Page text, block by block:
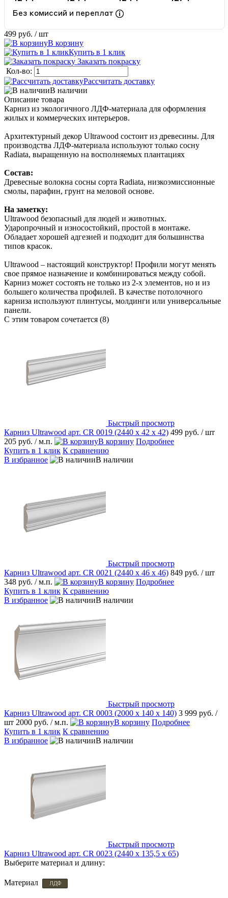
Без комиссий и переплат
499 руб. / шт
В корзину
Купить в 1 клик
Заказать покраску
Кол-во:
Рассчитать доставку
В наличии
Описание товара
Карниз из экологичного ЛДФ-материала для оформления
жилых и коммерческих интерьеров.
Архитектурный декор Ultrawood состоит из древесины. Для
производства ЛДФ-материала используют только сосну
Radiatа, выращенную на восполняемых плантациях
Состав:
Древесные волокна сосны сорта Radiata, низкоэмиссионные
смолы, парафин, грунт на меловой основе.
На заметку:
Ultrawood безопасный для людей и животных.
Ударопрочный и износостойкий, простой в монтаже.
Обладает хорошей адгезией и подходит для большинства
типов красок.
Ultrawood – настоящий конструктор! Профили могут менять
свое прямое назначение и комбинироваться между собой.
Карниз может состоять не только из 2-х элементов, но и из
большего количества профилей. В качестве потолочного
карниза используют плинтусы, молдинги или универсальные
панели.
С этим товаром сочетается (8)
Быстрый просмотр
Карниз Ultrawood арт. CR 0019 (2440 х 42 х 42) 499 руб. / шт
205 руб. / м.п. В корзину Подробнее
Купить в 1 клик К сравнению
В избранное
В наличии
Быстрый просмотр
Карниз Ultrawood арт. CR 0021 (2440 х 46 х 46) 849 руб. / шт
348 руб. / м.п. В корзину Подробнее
Купить в 1 клик К сравнению
В избранное
В наличии
Быстрый просмотр
Карниз Ultrawood арт. CR 0003 (2000 х 140 х 140) 3 999 руб. /
шт 2000 руб. / м.п. В корзину Подробнее
Купить в 1 клик К сравнению
В избранное
В наличии
Быстрый просмотр
Карниз Ultrawood арт. CR 0023 (2440 х 135,5 х 65)
Выберите материал и длину:
Материал ЛДФ